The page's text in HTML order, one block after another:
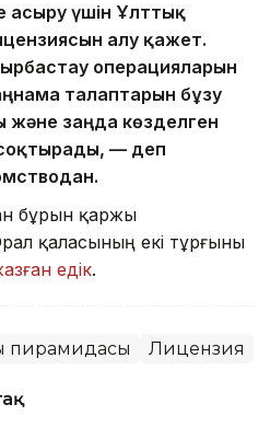
асыру үшін Ұлттық
алу қажет.
операцияларын
талаптарын бұзу
және заңда көзделген
— деп
бұрын қаржы
қаласының екі тұрғыны
едік.
пирамидасы Лицензия